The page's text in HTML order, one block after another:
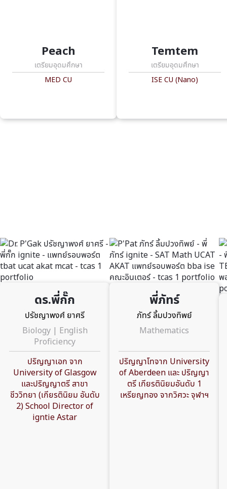
Peach
เตรียมอุดมศึกษา
MED CU
Temtem
เตรียมอุดมศึกษา
ISE CU (Nano)
ดร.พี่กั๊ก
ปรัชญาพงศ์ ยาศรี
Biology | English
Proficiency
ปริญญาเอก จาก
University of Glasgow
และปริญญาตรี สาขา
ชีววิทยา (เกียรตินิยม อันดับ
2) School Director of
igntie Astar
พี่ภัทร์
ภัทร์ ลิ้มปวงทิพย์
Mathematics
ปริญญาโทจาก University
of Aberdeen และ ปริญญา
ตรี เกียรตินิยมอันดับ 1
เหรียญทอง จากวิศวะ จุฬาฯ